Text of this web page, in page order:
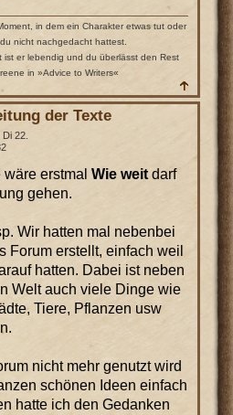
in dem ein Charakter etwas tut oder
nicht nachgedacht hattest.
ist er lebendig und du überlässt den Rest
in »Advice to Writers«
der Texte
Di 22.
erstmal Wie weitdarf
gehen.
Wir hatten mal nebenbei
Forum erstellt, einfach weil
hatten. Dabei ist neben
Welt auch viele Dinge wie
Tiere, Pflanzen usw
nicht mehr genutzt wird
schönen Ideen einfach
hatte ich den Gedanken